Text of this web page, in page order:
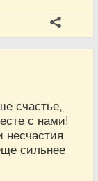
счастье,
с нами!
сильнее